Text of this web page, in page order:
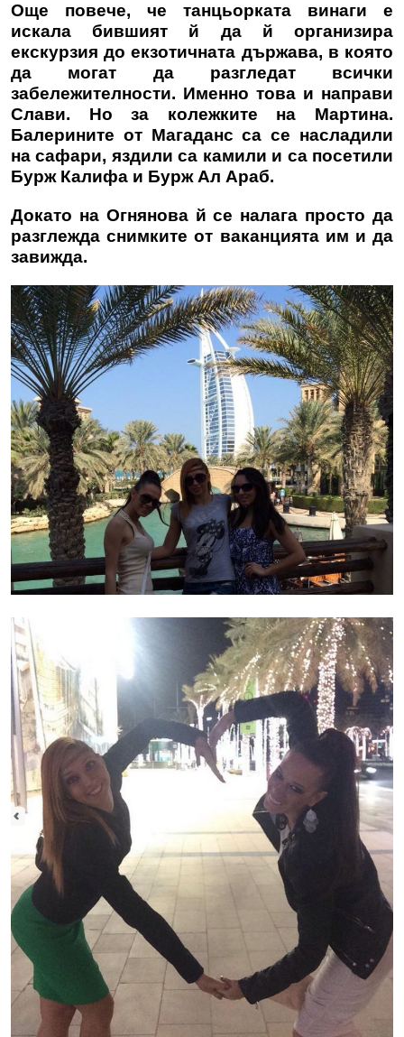
Още повече, че танцьорката винаги е
искала бившият й да й организира
екскурзия до екзотичната държава, в която
да могат да разгледат всички
забележителности. Именно това и направи
Слави. Но за колежките на Мартина.
Балерините от Магаданс са се насладили
на сафари, яздили са камили и са посетили
Бурж Калифа и Бурж Ал Араб.
Докато на Огнянова й се налага просто да
разглежда снимките от ваканцията им и да
завижда.